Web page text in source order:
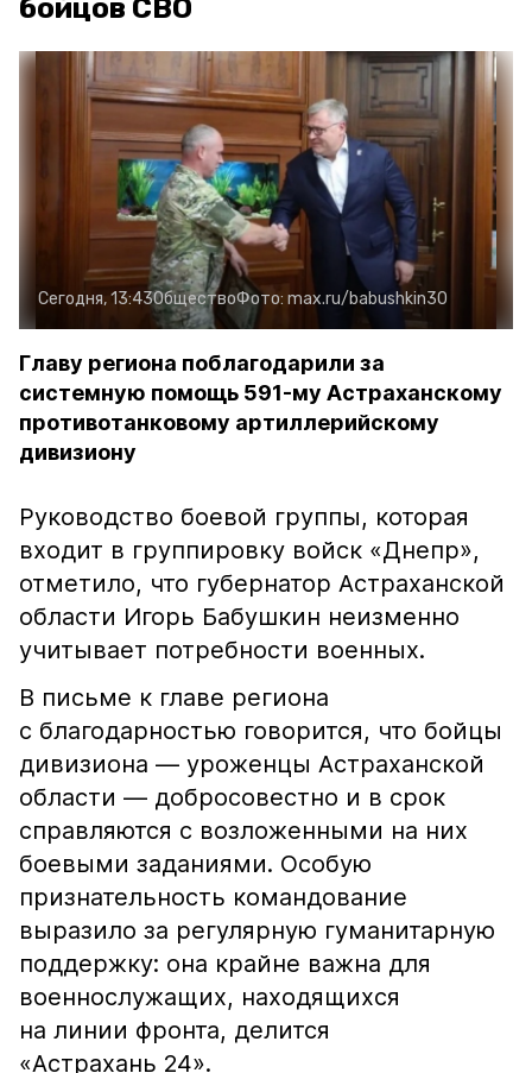
бойцов СВО
Сегодня, 13:43ОбществоФото: max.ru/babushkin30
Главу региона поблагодарили за
системную помощь 591-му Астраханскому
противотанковому артиллерийскому
дивизиону
Руководство боевой группы, которая
входит в группировку войск «Днепр»,
отметило, что губернатор Астраханской
области Игорь Бабушкин неизменно
учитывает потребности военных.
В письме к главе региона
с благодарностью говорится, что бойцы
дивизиона — уроженцы Астраханской
области — добросовестно и в срок
справляются с возложенными на них
боевыми заданиями. Особую
признательность командование
выразило за регулярную гуманитарную
поддержку: она крайне важна для
военнослужащих, находящихся
на линии фронта, делится
«Астрахань 24».